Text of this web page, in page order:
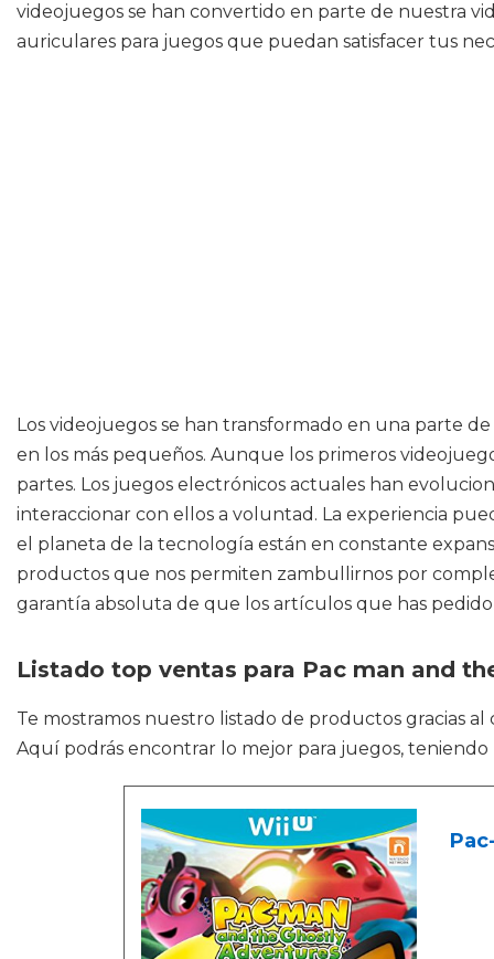
videojuegos se han convertido en parte de nuestra
auriculares para juegos que puedan satisfacer tus
Los videojuegos se han transformado en una parte
en los más pequeños. Aunque los primeros
partes. Los juegos electrónicos actuales han
interaccionar con ellos a voluntad. La experiencia
el planeta de la tecnología están en constante
productos que nos permiten zambullirnos por
garantía absoluta de que los artículos que has
Listado top ventas para Pac man and
Te mostramos nuestro listado de productos gracias
Aquí podrás encontrar lo mejor para juegos,